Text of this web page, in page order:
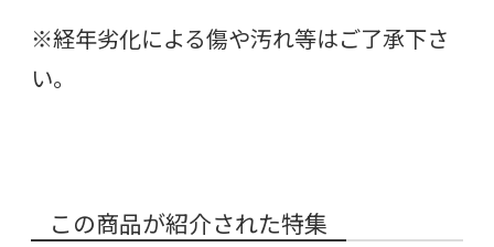
※経年劣化による傷や汚れ等はご了承下さ
い。
この商品が紹介された特集